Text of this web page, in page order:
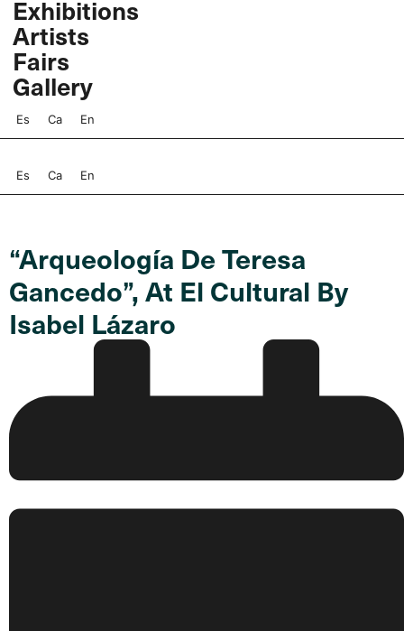
Skip
content
Exhibitions
Artists
Fairs
Gallery
Es Ca En
Es Ca En
“Arqueología De Teresa
Gancedo”, At El Cultural By
Isabel Lázaro